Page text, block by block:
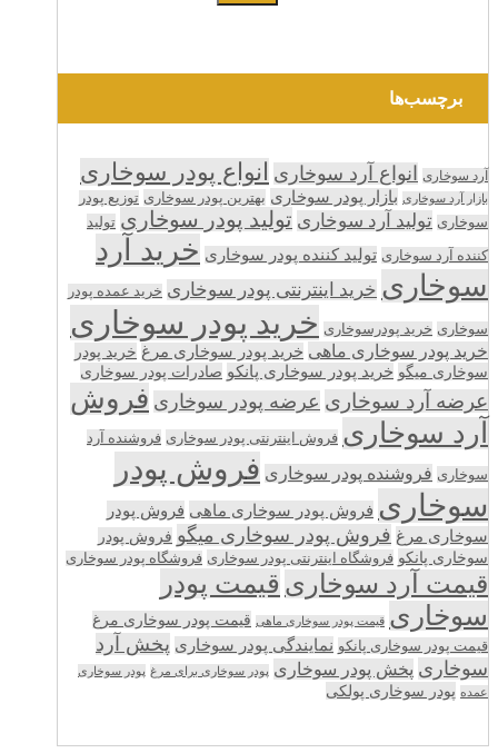
برچسب‌ها
آرد سوخاری انواع آرد سوخاری انواع پودر سوخاری
بازار آرد سوخاری بازار پودر سوخاری بهترین پودر سوخاری توزیع پودر
سوخاری تولید آرد سوخاری تولید پودر سوخاری تولید
کننده آرد سوخاری تولید کننده پودر سوخاری خرید آرد
سوخاری خرید اینترنتی پودر سوخاری خرید عمده پودر
سوخاری خرید پودرسوخاری خرید پودر سوخاری
خرید پودر سوخاری ماهی خرید پودر سوخاری مرغ خرید پودر
سوخاری میگو خرید پودر سوخاری پانکو صادرات پودر سوخاری
عرضه آرد سوخاری عرضه پودر سوخاری فروش
آرد سوخاری فروش اینترنتی پودر سوخاری فروشنده آرد
سوخاری فروشنده پودر سوخاری فروش پودر
سوخاری فروش پودر سوخاری ماهی فروش پودر
سوخاری مرغ فروش پودر سوخاری میگو فروش پودر
سوخاری پانکو فروشگاه اینترنتی پودر سوخاری فروشگاه پودر سوخاری
قیمت آرد سوخاری قیمت پودر
سوخاری قیمت پودر سوخاری ماهی قیمت پودر سوخاری مرغ
قیمت پودر سوخاری پانکو نمایندگی پودر سوخاری پخش آرد
سوخاری پخش پودر سوخاری پودر سوخاری برای مرغ پودر سوخاری
عمده پودر سوخاری پولکی